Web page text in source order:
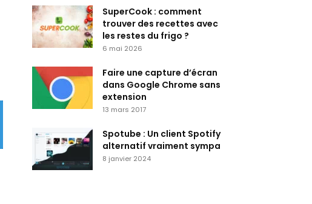
SuperCook : comment
trouver des recettes avec
les restes du frigo ?
6 mai 2026
Faire une capture d’écran
dans Google Chrome sans
extension
13 mars 2017
Spotube : Un client Spotify
alternatif vraiment sympa
8 janvier 2024